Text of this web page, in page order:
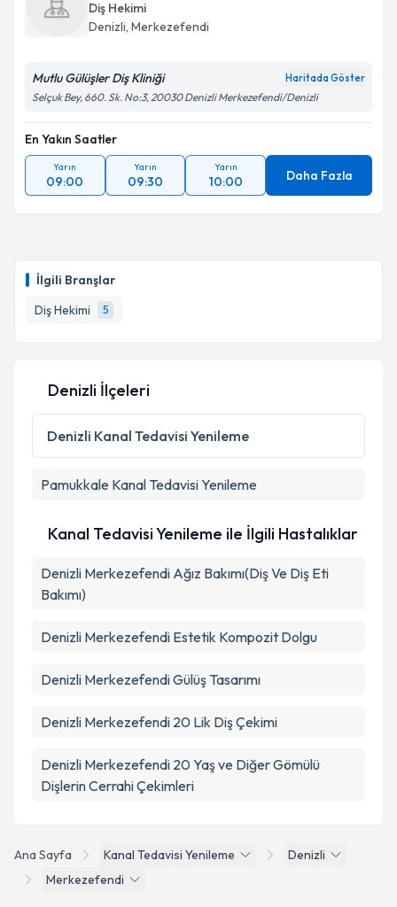
İlgili Branşlar
Diş Hekimi
5
Diş Hekimi
Denizli, Merkezefendi
Mutlu Gülüşler Diş Kliniği Haritada Göster
Selçuk Bey, 660. Sk. No:3, 20030 Denizli Merkezefendi/Denizli
En Yakın Saatler
Yarın
09:00
Yarın
09:30
Yarın
10:00 Daha Fazla
Ana Sayfa Kanal Tedavisi Yenileme
Denizli
Merkezefendi
Denizli İlçeleri
Denizli Kanal Tedavisi Yenileme
Pamukkale Kanal Tedavisi Yenileme
Kanal Tedavisi Yenileme ile İlgili Hastalıklar
Denizli Merkezefendi Ağız Bakımı(Diş Ve Diş Eti
Bakımı)
Denizli Merkezefendi Estetik Kompozit Dolgu
Denizli Merkezefendi Gülüş Tasarımı
Denizli Merkezefendi 20 Lik Diş Çekimi
Denizli Merkezefendi 20 Yaş ve Diğer Gömülü
Dişlerin Cerrahi Çekimleri